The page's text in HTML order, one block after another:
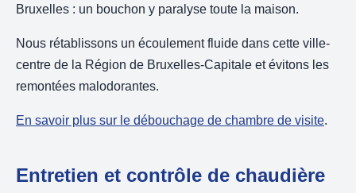
Bruxelles : un bouchon y paralyse toute la maison.
Nous rétablissons un écoulement fluide dans cette ville-
centre de la Région de Bruxelles-Capitale et évitons les
remontées malodorantes.
En savoir plus sur le débouchage de chambre de visite.
Entretien et contrôle de chaudière